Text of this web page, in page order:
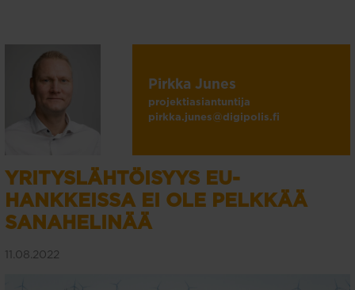
Pirkka Junes
projektiasiantuntija
pirkka.junes@digipolis.fi
YRITYSLÄHTÖISYYS EU-
HANKKEISSA EI OLE PELKKÄÄ
SANAHELINÄÄ
11.08.2022